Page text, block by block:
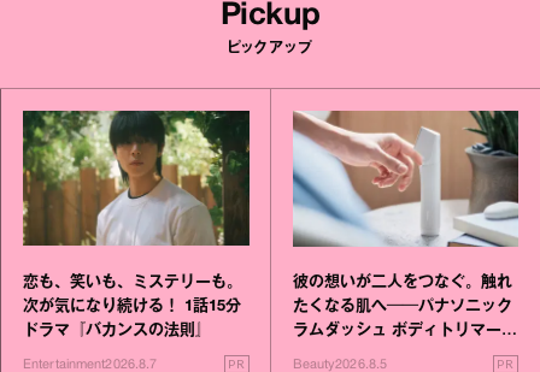
Pickup
ピックアップ
恋も、笑いも、ミステリーも。
次が気になり続ける！ 1話15分
ドラマ『バカンスの法則』
Entertainment2026.8.7 PR
彼の想いが二人をつなぐ。触れ
たくなる肌へ──パナソニック
ラムダッシュ ボディトリマーが
Beauty2026.8.5 PR